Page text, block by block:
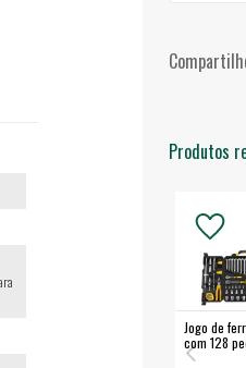
Produtos
Jogo de
com 128